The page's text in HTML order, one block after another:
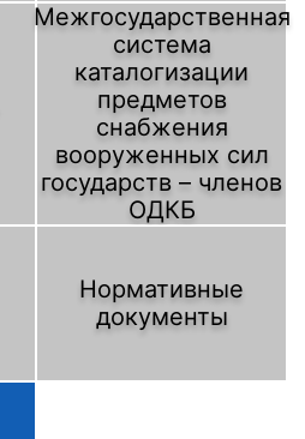
Межгосударственная
система
каталогизации
предметов
снабжения
вооруженных сил
государств – членов
ОДКБ
Нормативные
документы